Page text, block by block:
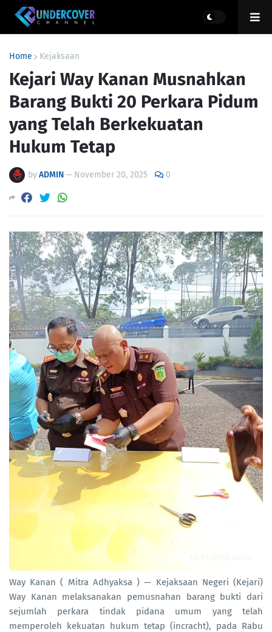
Home Kejaksaan
Kejari Way Kanan Musnahkan
Barang Bukti 20 Perkara Pidum
yang Telah Berkekuatan
Hukum Tetap
byADMIN— November 20, 2025 0
Way Kanan ( Mitra Adhyaksa ) — Kejaksaan Negeri (Kejari)
Way Kanan melaksanakan pemusnahan barang bukti dari
sejumlah perkara tindak pidana umum yang telah
memperoleh kekuatan hukum tetap (incracht), pada Rabu